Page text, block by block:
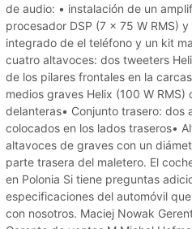
de audio: • instalación de un
procesador DSP (7 x 75 W RMS)
integrado de el teléfono y un kit
cuatro altavoces: dos tweeters
de los pilares frontales en la
medios graves Helix (100 W
delanteras• Conjunto trasero: dos
colocados en los lados traseros•
altavoces de graves con un
parte trasera del maletero. El
en Polonia Si tiene preguntas
especificaciones del automóvil
con nosotros. Maciej Nowak